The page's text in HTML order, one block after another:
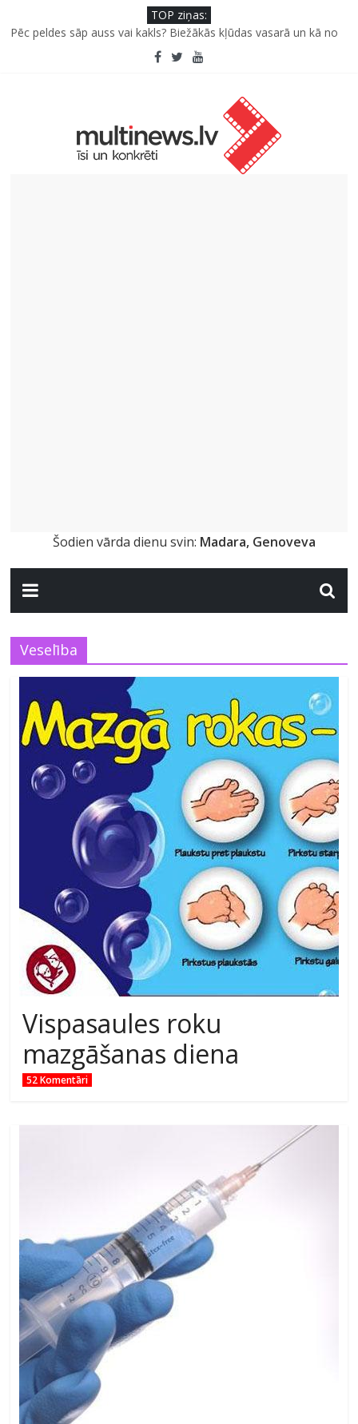
TOP ziņas:
Pūtēju orķestru svētki Rojā
Pēc peldes sāp auss vai kakls? Biežākās kļūdas vasarā un kā no
Šefpavārs iesaka, kā gudri un izdevīgi izmantot kabačus no
sezonas sākuma līdz pat ziemai
5 svarīgi soļi, lai bērns skolā atgrieztos vesels un gatavs
Šodien vārda dienu svin: Madara, Genoveva
Veselība
Vispasaules roku
mazgāšanas diena
52 Komentāri